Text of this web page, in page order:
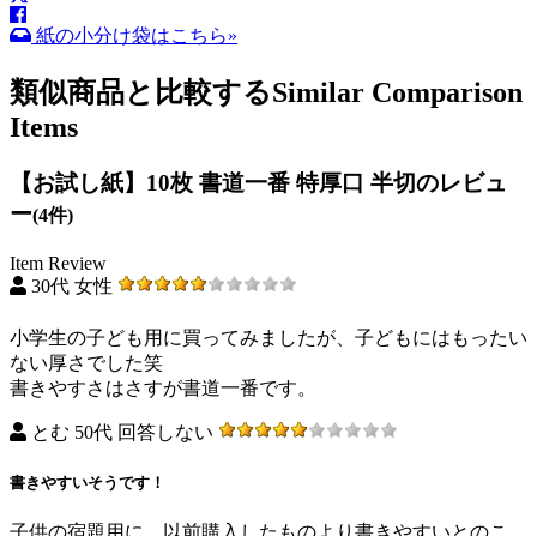
紙の小分け袋はこちら»
類似商品と比較するSimilar Comparison
Items
【お試し紙】10枚 書道一番 特厚口 半切のレビュ
ー(4件)
Item Review
30代 女性
小学生の子ども用に買ってみましたが、子どもにはもったい
ない厚さでした笑
書きやすさはさすが書道一番です。
とむ 50代 回答しない
書きやすいそうです！